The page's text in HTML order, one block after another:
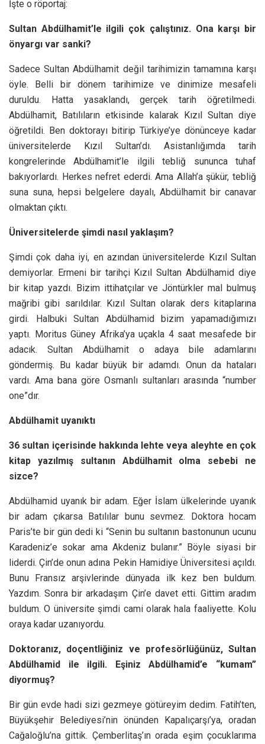
İşte o röportaj:
Sultan Abdülhamit’le ilgili çok çalıştınız. Ona karşı bir
önyargı var sanki?
Sadece Sultan Abdülhamit değil tarihimizin tamamına karşı
öyle. Belli bir dönem tarihimize ve dinimize mesafeli
duruldu. Hatta yasaklandı, gerçek tarih öğretilmedi.
Abdülhamit, Batılıların etkisinde kalarak Kızıl Sultan diye
öğretildi. Ben doktorayı bitirip Türkiye’ye dönünceye kadar
üniversitelerde Kızıl Sultan’dı. Asistanlığımda tarih
kongrelerinde Abdülhamit’le ilgili tebliğ sununca tuhaf
bakıyorlardı. Herkes nefret ederdi. Ama Allah’a şükür, tebliğ
suna suna, hepsi belgelere dayalı, Abdülhamit bir canavar
olmaktan çıktı.
Üniversitelerde şimdi nasıl yaklaşım?
Şimdi çok daha iyi, en azından üniversitelerde Kızıl Sultan
demiyorlar. Ermeni bir tarihçi Kızıl Sultan Abdülhamid diye
bir kitap yazdı. Bizim ittihatçılar ve Jöntürkler mal bulmuş
mağribi gibi sarıldılar. Kızıl Sultan olarak ders kitaplarına
girdi. Halbuki Sultan Abdülhamid bizim yapamadığımızı
yaptı. Moritus Güney Afrika’ya uçakla 4 saat mesafede bir
adacık. Sultan Abdülhamit o adaya bile adamlarını
göndermiş. Bu kadar büyük bir adamdı. Onun da hataları
vardı. Ama bana göre Osmanlı sultanları arasında “number
one”dır.
Abdülhamit uyanıktı
36 sultan içerisinde hakkında lehte veya aleyhte en çok
kitap yazılmış sultanın Abdülhamit olma sebebi ne
sizce?
Abdülhamid uyanık bir adam. Eğer İslam ülkelerinde uyanık
bir adam çıkarsa Batılılar bunu sevmez. Doktora hocam
Paris’te bir gün dedi ki “Senin bu sultanın bastonunun ucunu
Karadeniz’e sokar ama Akdeniz bulanır.” Böyle siyasi bir
liderdi. Çin’de onun adına Pekin Hamidiye Üniversitesi açıldı.
Bunu Fransız arşivlerinde dünyada ilk kez ben buldum.
Yazdım. Sonra bir arkadaşım Çin’e davet etti. Gittim aradım
buldum. O üniversite şimdi cami olarak hala faaliyette. Kolu
oraya kadar uzanıyordu.
Doktoranız, doçentliğiniz ve profesörlüğünüz, Sultan
Abdülhamid ile ilgili. Eşiniz Abdülhamid’e “kumam”
diyormuş?
Bir gün evde hadi sizi gezmeye götüreyim dedim. Fatih’ten,
Büyükşehir Belediyesi’nin önünden Kapalıçarşı’ya, oradan
Cağaloğlu’na gittik. Çemberlitaş’ın orada eşim çocuklarıma